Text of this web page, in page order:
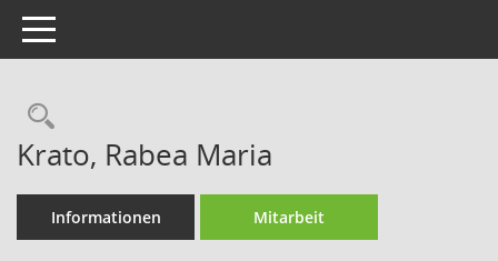
Toggle navigation
Rechercheauswahl
Krato, Rabea Maria
Informationen Mitarbeit